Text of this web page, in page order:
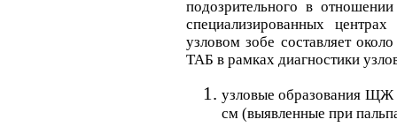
подозрительного в
специализированных
узловом зобе составляет
ТАБ в рамках диагностики
узловые образования
см (выявленные при